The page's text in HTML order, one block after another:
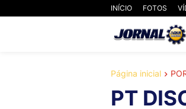
INÍCIO FOTOS
Página inicial
PT